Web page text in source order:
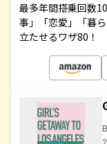
最多年間搭乗回数
事」「恋愛」「暮
立たせるワザ80！